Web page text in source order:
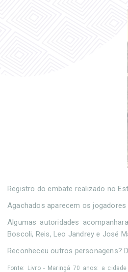
Registro do embate realizado no
Agachados aparecem os
Algumas autoridades
Boscoli, Reis, Leo Jandrey e José
Reconheceu outros personagens?
Fonte: Livro - Maringá 70 anos: a